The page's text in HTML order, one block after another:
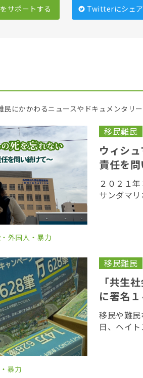
サポートする Twitterにシェ
にかかわるニュースやドキュメンタリー
移民難民
ウィシ
責任を
２０２１
サンダマ
外国人・暴力
移民難民
「共生
に署名
移民や難
日、ヘイ
暴力